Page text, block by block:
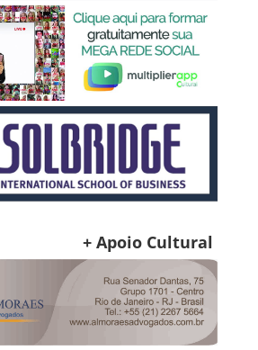
+ Apoio Cultural